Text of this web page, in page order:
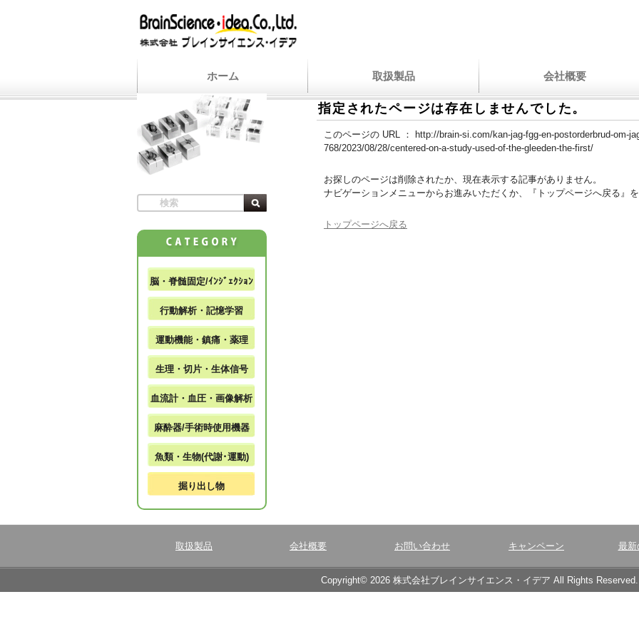
ホーム 取扱製品 会社概要
指定されたページは存在しませんでした。
このページの URL ：
http://brain-si.com/kan-jag-fgg-en-postorderbrud-om-
768/2023/08/28/centered-on-a-study-used-of-the-gleeden-the-first/
お探しのページは削除されたか、現在表示する記事がありません。
ナビゲーションメニューからお進みいただくか、『トップページへ戻る』を
トップページへ戻る
脳・脊髄固定/ｲﾝｼﾞｪｸｼｮﾝ
行動解析・記憶学習
運動機能・鎮痛・薬理
生理・切片・生体信号
血流計・血圧・画像解析
麻酔器/手術時使用機器
魚類・生物(代謝･運動)
掘り出し物
取扱製品 会社概要 お問い合わせ キャンペーン 最新
Copyright© 2026 株式会社ブレインサイエンス・イデア All Rights Reserved.